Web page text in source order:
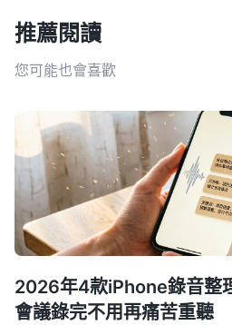
推薦閱讀
您可能也會喜歡
2026年4款iPhone錄音整
會議錄完不用再痛苦重聽